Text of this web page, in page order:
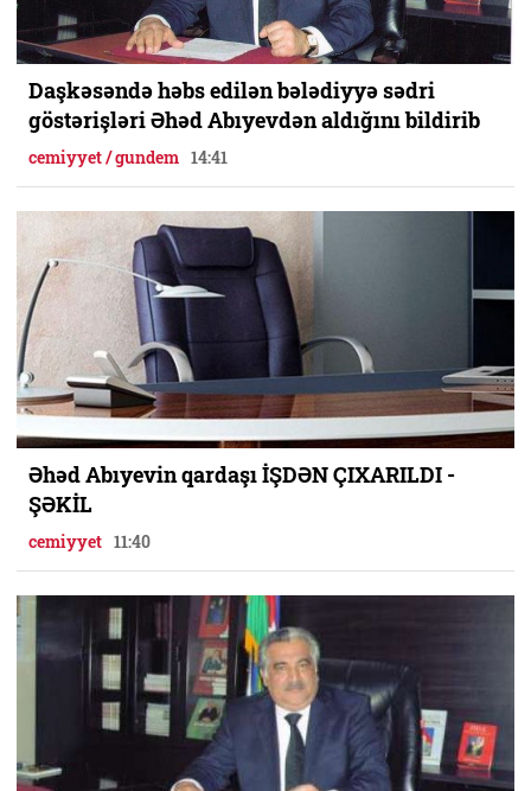
Daşkəsəndə həbs edilən bələdiyyə sədri
göstərişləri Əhəd Abıyevdən aldığını bildirib
cemiyyet / gundem 14:41
Əhəd Abıyevin qardaşı İŞDƏN ÇIXARILDI -
ŞƏKİL
cemiyyet 11:40